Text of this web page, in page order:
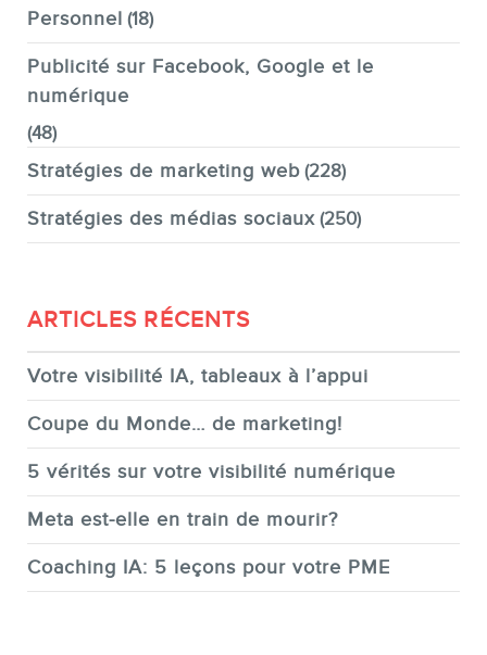
Personnel (18)
Publicité sur Facebook, Google et le
numérique
(48)
Stratégies de marketing web (228)
Stratégies des médias sociaux (250)
ARTICLES RÉCENTS
Votre visibilité IA, tableaux à l’appui
Coupe du Monde… de marketing!
5 vérités sur votre visibilité numérique
Meta est-elle en train de mourir?
Coaching IA: 5 leçons pour votre PME